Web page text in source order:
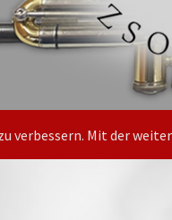
PRESSE BILDER
verbessern. Mit der